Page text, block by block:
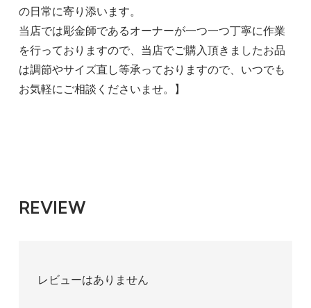
の日常に寄り添います。
当店では彫金師であるオーナーが一つ一つ丁寧に作業
を行っておりますので、当店でご購入頂きましたお品
は調節やサイズ直し等承っておりますので、いつでも
お気軽にご相談くださいませ。】
REVIEW
レビューはありません